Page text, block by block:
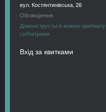
вул. Костянтинівська, 26
Обговорення
Демонструється мовою
субтитрами
Вхід за квитками